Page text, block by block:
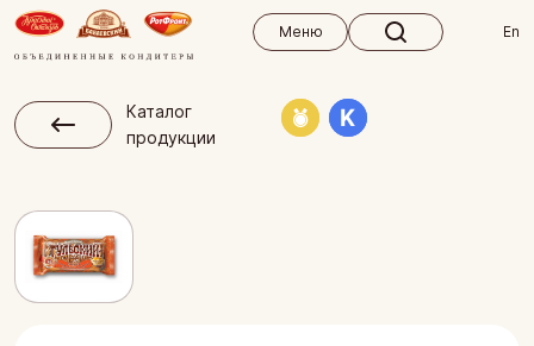
Меню
En
Каталог
продукции